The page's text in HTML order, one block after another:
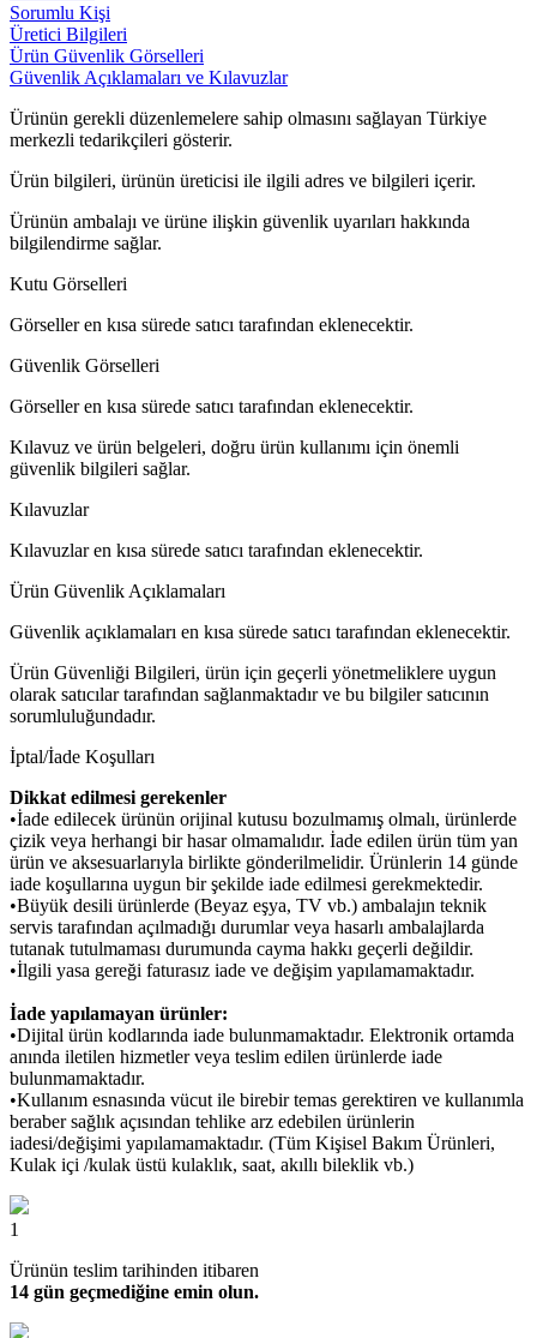
Sorumlu Kişi
Üretici Bilgileri
Ürün Güvenlik Görselleri
Güvenlik Açıklamaları ve Kılavuzlar
Ürünün gerekli düzenlemelere sahip olmasını sağlayan Türkiye
merkezli tedarikçileri gösterir.
Ürün bilgileri, ürünün üreticisi ile ilgili adres ve bilgileri içerir.
Ürünün ambalajı ve ürüne ilişkin güvenlik uyarıları hakkında
bilgilendirme sağlar.
Kutu Görselleri
Görseller en kısa sürede satıcı tarafından eklenecektir.
Güvenlik Görselleri
Görseller en kısa sürede satıcı tarafından eklenecektir.
Kılavuz ve ürün belgeleri, doğru ürün kullanımı için önemli
güvenlik bilgileri sağlar.
Kılavuzlar
Kılavuzlar en kısa sürede satıcı tarafından eklenecektir.
Ürün Güvenlik Açıklamaları
Güvenlik açıklamaları en kısa sürede satıcı tarafından eklenecektir.
Ürün Güvenliği Bilgileri, ürün için geçerli yönetmeliklere uygun
olarak satıcılar tarafından sağlanmaktadır ve bu bilgiler satıcının
sorumluluğundadır.
İptal/İade Koşulları
Dikkat edilmesi gerekenler
•İade edilecek ürünün orijinal kutusu bozulmamış olmalı, ürünlerde
çizik veya herhangi bir hasar olmamalıdır. İade edilen ürün tüm yan
ürün ve aksesuarlarıyla birlikte gönderilmelidir. Ürünlerin 14 günde
iade koşullarına uygun bir şekilde iade edilmesi gerekmektedir.
•Büyük desili ürünlerde (Beyaz eşya, TV vb.) ambalajın teknik
servis tarafından açılmadığı durumlar veya hasarlı ambalajlarda
tutanak tutulmaması durumunda cayma hakkı geçerli değildir.
•İlgili yasa gereği faturasız iade ve değişim yapılamamaktadır.
İade yapılamayan ürünler:
•Dijital ürün kodlarında iade bulunmamaktadır. Elektronik ortamda
anında iletilen hizmetler veya teslim edilen ürünlerde iade
bulunmamaktadır.
•Kullanım esnasında vücut ile birebir temas gerektiren ve kullanımla
beraber sağlık açısından tehlike arz edebilen ürünlerin
iadesi/değişimi yapılamamaktadır. (Tüm Kişisel Bakım Ürünleri,
Kulak içi /kulak üstü kulaklık, saat, akıllı bileklik vb.)
1
Ürünün teslim tarihinden itibaren
14 gün geçmediğine emin olun.